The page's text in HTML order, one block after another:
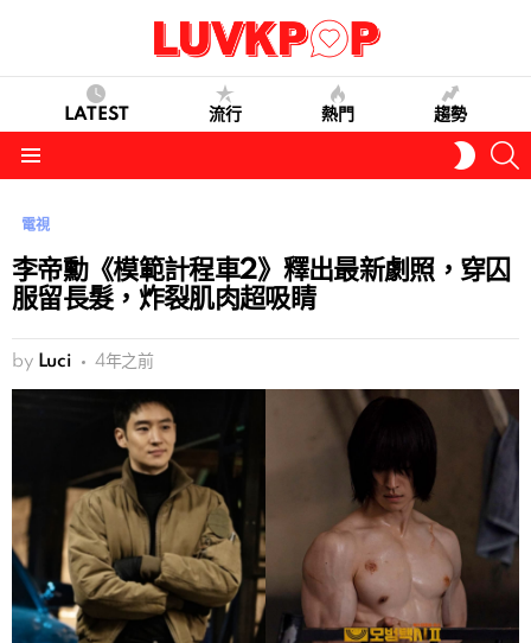
LATEST 流行 熱門 趨勢
SKIN
電視
李帝勳《模範計程車2》釋出最新劇照，穿囚
服留長髮，炸裂肌肉超吸睛
by Luci 4年之前